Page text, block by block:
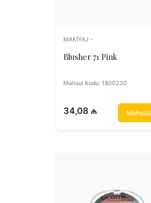
MAKIYAJ -
Blusher 71 Pink
Məhsul Kodu: 1800230
34,08 ₼